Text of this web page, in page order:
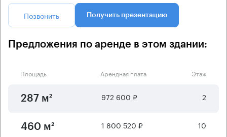
Позвонить Получить презентацию
Предложения по аренде в этом здании:
Площадь Арендная плата Этаж
287 м² 972 600 ₽ 2
460 м² 1 800 520 ₽ 10